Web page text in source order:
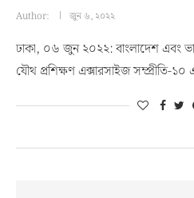
Author: জুন ৬, ২০২২
ঢাকা, ০৬ জুন ২০২২: বাংলাদেশ এবং
যৌথ প্রশিক্ষণ এক্সারসাইজ সম্প্রীতি-